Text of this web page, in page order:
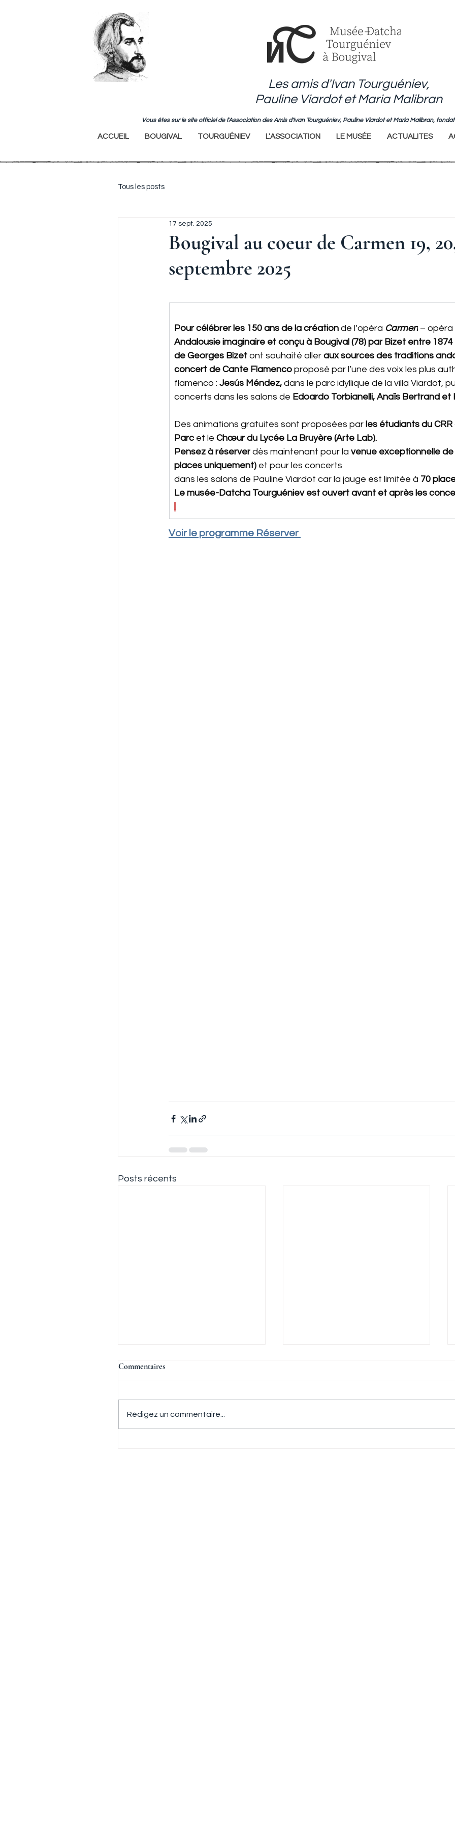
Les amis d'Ivan Tourguéniev,
Pauline Viardot et Maria Malibran
Vous êtes sur le site officiel de l'Association des Amis d'Ivan Tourguéniev, Pauline Viardot et Maria Malibran,
ACCUEIL BOUGIVAL TOURGUÉNIEV L'ASSOCIATION LE MUSÉE ACTUALITES
Tous les posts
Bougival au coeur de Carmen 19,
septembre 2025
17 sept. 2025
Pour célébrer les 150 ans de la création de l’opéra Carmen – opéra
Andalousie imaginaire et conçu à Bougival (78) par Bizet entre
de Georges Bizet ont souhaité aller aux sources des traditions
concert de Cante Flamenco proposé par l’une des voix les plus
flamenco : Jesús Méndez, dans le parc idyllique de la villa Viardot,
concerts dans les salons de Edoardo Torbianelli, Anaïs Bertrand et
Des animations gratuites sont proposées par les étudiants du
Parc et le Chœur du Lycée La Bruyère (Arte Lab).
Pensez à réserver dès maintenant pour la venue exceptionnelle de
places uniquement) et pour les concerts
dans les salons de Pauline Viardot car la jauge est limitée à 70
Le musée-Datcha Tourguéniev est ouvert avant et après les
Voir le programme Réserver
Posts récents
Commentaires
Rédigez un commentaire...